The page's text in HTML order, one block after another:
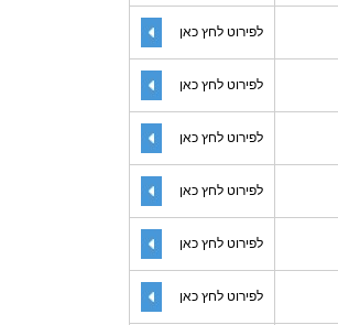
לפירוט לחץ כאן
לפירוט לחץ כאן
לפירוט לחץ כאן
לפירוט לחץ כאן
לפירוט לחץ כאן
לפירוט לחץ כאן